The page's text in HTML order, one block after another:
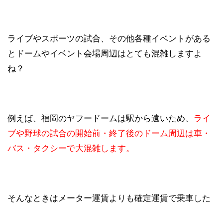
ライブやスポーツの試合、その他各種イベントがある
とドームやイベント会場周辺はとても混雑しますよ
ね？
例えば、福岡のヤフードームは駅から遠いため、 ライ
ブや野球の試合の開始前・終了後のドーム周辺は車・
バス・タクシーで大混雑します。
そんなときはメーター運賃よりも確定運賃で乗車した